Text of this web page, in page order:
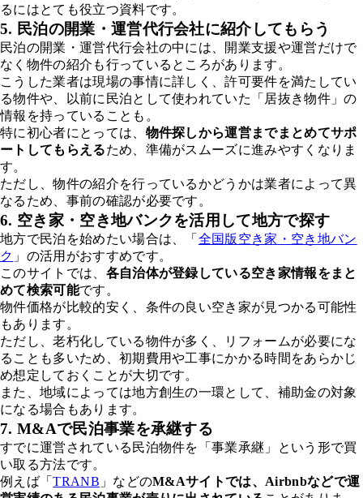
るにはとても役立つ資料です。
5. 民泊の開業・運営代行会社に紹介してもらう
民泊の開業・運営代行会社の中には、開業支援や運営だけで
なく物件の紹介も行っているところがあります。
こうした業者は現場の事情に詳しく、許可要件を満たしてい
る物件や、以前に民泊として使われていた「居抜き物件」の
情報を持っていることも。
特に初心者にとっては、 物件探しから運営までまとめてサポ
ートしてもらえるため、準備がスムーズに進みやすくなりま
す。
ただし、物件の紹介を行っているかどうかは業者によって異
なるため、事前の確認が必要です。
6. 空き家・空き地バンクを活用して地方で探す
地方で民泊を始めたい場合は、「 全国版空き家・空き地バン
ク 」の活用がおすすめです。
このサイトでは、 各自治体が登録している空き家情報をまと
めて検索可能です。
物件価格が比較的安く、条件の良い空き家が見つかる可能性
もあります。
ただし、老朽化している物件が多く、リフォームが必要にな
ることも多いため、初期費用や工事にかかる時間をあらかじ
め想定しておくことが大切です。
また、地域によっては地方創生の一環として、補助金の対象
になる場合もあります。
7. M&Aで民泊事業を承継する
すでに運営されている民泊物件を「事業承継」という形で買
い取る方法です。
例えば「TRANB 」などのM&Aサイトでは、Airbnbなどで運